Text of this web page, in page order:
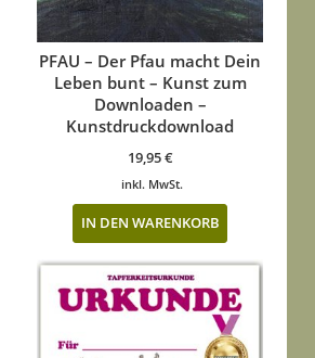
PFAU – Der Pfau macht Dein
Leben bunt – Kunst zum
Downloaden –
Kunstdruckdownload
19,95€
inkl. MwSt.
IN DEN WARENKORB